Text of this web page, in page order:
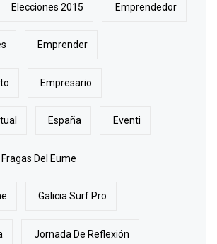
Elecciones 2015 Emprendedor
Emprender
Empresario
España Eventi
Fragas Del Eume
Galicia Surf Pro
Jornada De Reflexión